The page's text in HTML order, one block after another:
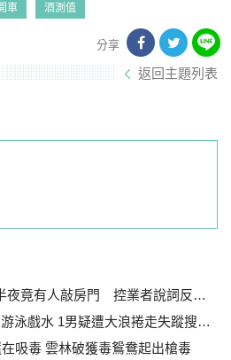
車 酒測值
分享
返回主題列表
有人敲房門 控業者說詞反覆結局曝光
戲水 1男疑遭大浪捲走失蹤搜救中
吸毒 雲林破獲毒鴛鴦起出槍毒